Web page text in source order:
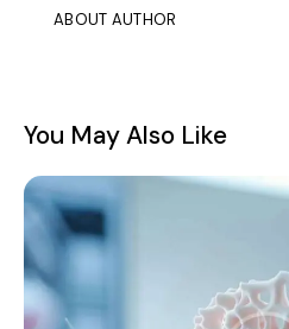
ABOUT AUTHOR
You May Also Like